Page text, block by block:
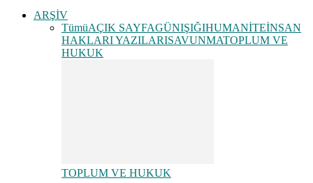
ARŞİV
TümüAÇIK SAYFAGÜNIŞIĞIHUMANİTEİNSAN
HAKLARI YAZILARISAVUNMATOPLUM VE
HUKUK
TOPLUM VE HUKUK